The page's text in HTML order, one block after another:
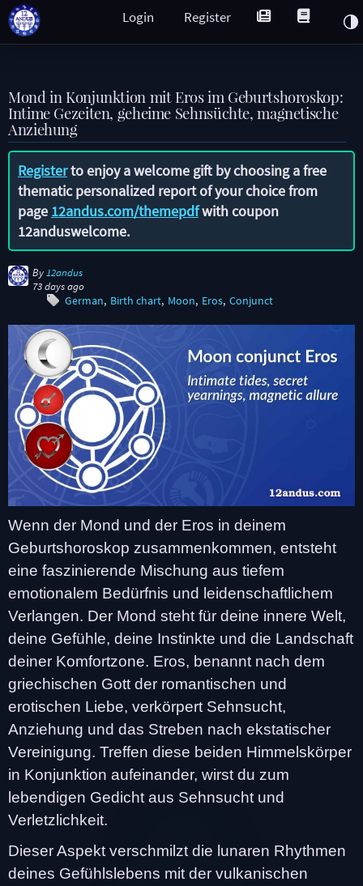
Register
Login
Mond in Konjunktion mit Eros im Geburtshoroskop:
Intime Gezeiten, geheime Sehnsüchte, magnetische
Anziehung
Registerto enjoy a welcome gift by choosing a free
thematic personalized report of your choice from
page 12andus.com/themepdfwith coupon
12anduswelcome.
By 12andus
73 days ago
German Birth chart Moon Eros Conjunct
Wenn der Mond und der Eros in deinem
Geburtshoroskop zusammenkommen, entsteht
eine faszinierende Mischung aus tiefem
emotionalem Bedürfnis und leidenschaftlichem
Verlangen. Der Mond steht für deine innere Welt,
deine Gefühle, deine Instinkte und die Landschaft
deiner Komfortzone. Eros, benannt nach dem
griechischen Gott der romantischen und
erotischen Liebe, verkörpert Sehnsucht,
Anziehung und das Streben nach ekstatischer
Vereinigung. Treffen diese beiden Himmelskörper
in Konjunktion aufeinander, wirst du zum
lebendigen Gedicht aus Sehnsucht und
Verletzlichkeit.
Dieser Aspekt verschmilzt die lunaren Rhythmen
deines Gefühlslebens mit der vulkanischen